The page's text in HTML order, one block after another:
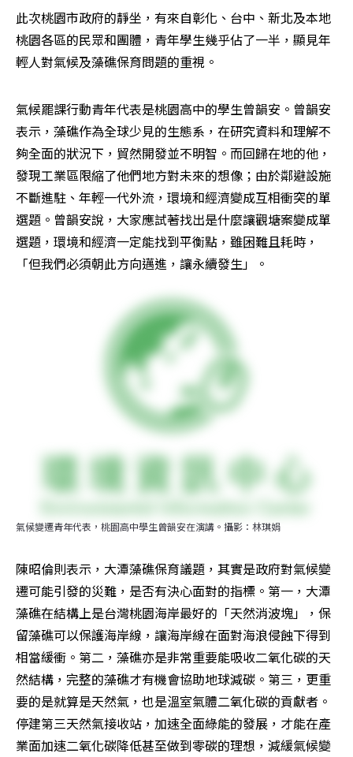
此次桃園市政府的靜坐，有來自彰化、台中、新北及本地
桃園各區的民眾和團體，青年學生幾乎佔了一半，顯見年
輕人對氣候及藻礁保育問題的重視。
氣候罷課行動青年代表是桃園高中的學生曾韻安。曾韻安
表示，藻礁作為全球少見的生態系，在研究資料和理解不
夠全面的狀況下，貿然開發並不明智。而回歸在地的他，
發現工業區限縮了他們地方對未來的想像；由於鄰避設施
不斷進駐、年輕一代外流，環境和經濟變成互相衝突的單
選題。曾韻安說，大家應試著找出是什麼讓觀塘案變成單
選題，環境和經濟一定能找到平衡點，雖困難且耗時，
「但我們必須朝此方向邁進，讓永續發生」。
氣候變遷青年代表，桃園高中學生曾韻安在演講。攝影：林琪娟
陳昭倫則表示，大潭藻礁保育議題，其實是政府對氣候變
遷可能引發的災難，是否有決心面對的指標。第一，大潭
藻礁在結構上是台灣桃園海岸最好的「天然消波塊」，保
留藻礁可以保護海岸線，讓海岸線在面對海浪侵蝕下得到
相當緩衝。第二，藻礁亦是非常重要能吸收二氧化碳的天
然結構，完整的藻礁才有機會協助地球減碳。第三，更重
要的是就算是天然氣，也是溫室氣體二氧化碳的貢獻者。
停建第三天然氣接收站，加速全面綠能的發展，才能在產
業面加速二氧化碳降低甚至做到零碳的理想，減緩氣候變